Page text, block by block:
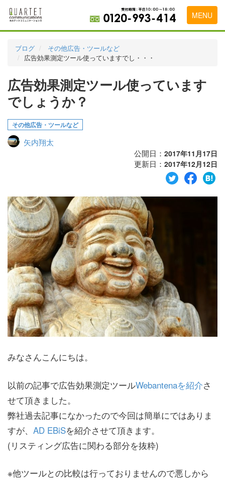
MENU
料金表
実績・お客様の声
初めて導入をお考えの方
代理店の乗り換えをお考えの方
広告代理店・HP制作会社様へ
お問い合わせ
ブログ
その他広告・ツールなど
広告効果測定ツール使っていますでし・・・
広告効果測定ツール使っています
でしょうか？
その他広告・ツールなど
矢内翔太
公開日： 2017年11月17日
更新日： 2017年12月12日
みなさんこんにちは。
以前の記事で広告効果測定ツールWebantenaを紹介さ
せて頂きました。
弊社過去記事になかったので今回は簡単にではありま
すが、 AD EBiSを紹介させて頂きます。
(リスティング広告に関わる部分を抜粋)
※他ツールとの比較は行っておりませんので悪しから